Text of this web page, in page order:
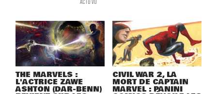
THE MARVELS :
L'ACTRICE ZAWE
ASHTON (DAR-BENN)
CIVIL WAR 2, LA
MORT DE CAPTAIN
MARVEL : PANINI